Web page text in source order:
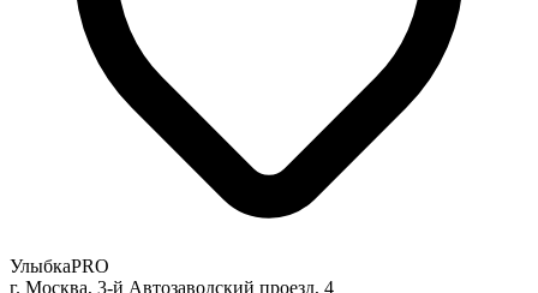
УлыбкаPRO
г. Москва, 3-й Автозаводский проезд, 4